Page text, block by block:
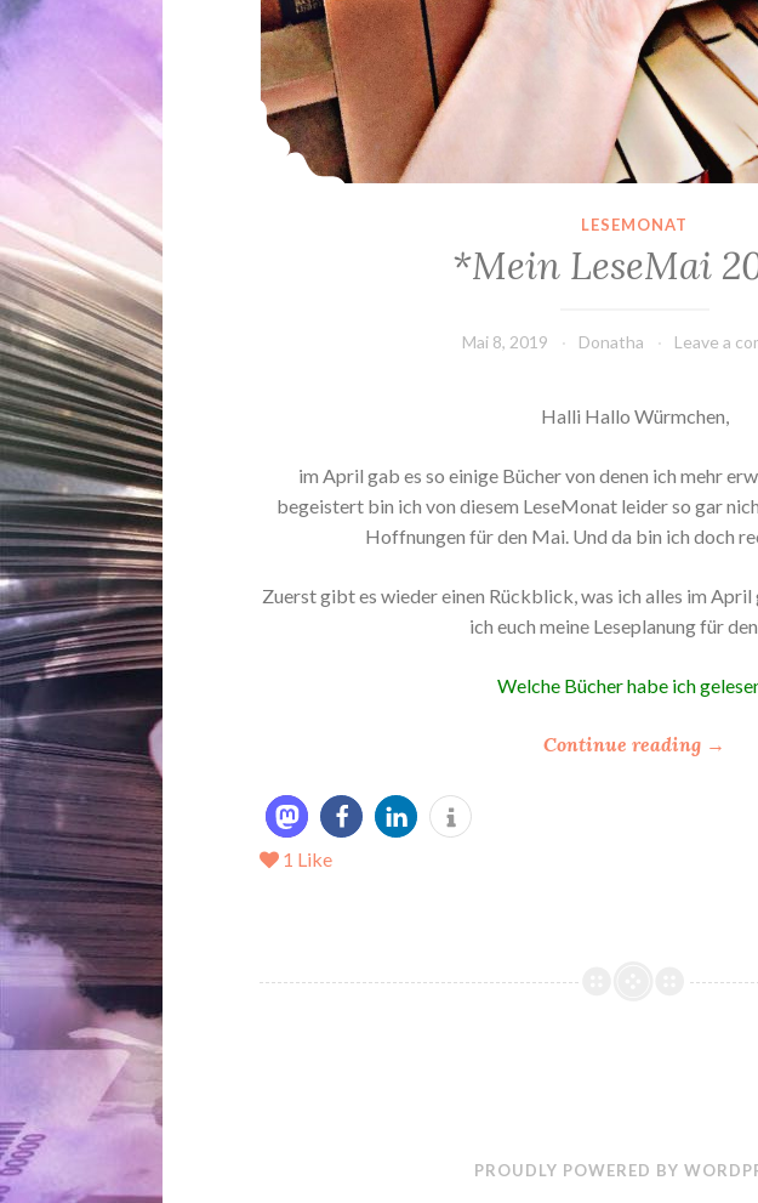
LESEMONAT
*Mein LeseMai
Mai 8, 2019 Donatha Leave a
Halli Hallo Würmchen,
im April gab es so einige Bücher von denen ich mehr
begeistert bin ich von diesem LeseMonat leider so gar
Hoffnungen für den Mai. Und da bin ich doch
Zuerst gibt es wieder einen Rückblick, was ich alles im
ich euch meine Leseplanung für
Welche Bücher habe ich
Continue reading “
s
0
→
1 Like
PROUDLY POWERED BY